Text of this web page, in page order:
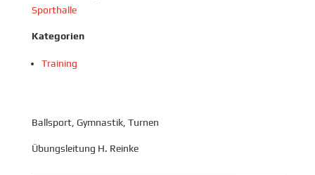
Sporthalle
Kategorien
Training
Ballsport, Gymnastik, Turnen
Übungsleitung H. Reinke